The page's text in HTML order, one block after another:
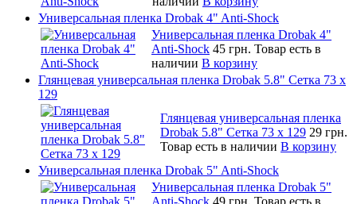
Универсальная пленка Drobak 4" Anti-Shock
Универсальная пленка Drobak 4"
Anti-Shock 45 грн. Товар есть в
наличии В корзину
Глянцевая универсальная пленка Drobak 5.8" Сетка 73 x
129
Глянцевая универсальная пленка
Drobak 5.8" Сетка 73 x 129 29 грн.
Товар есть в наличии В корзину
Универсальная пленка Drobak 5" Anti-Shock
Универсальная пленка Drobak 5"
Anti-Shock 49 грн. Товар есть в